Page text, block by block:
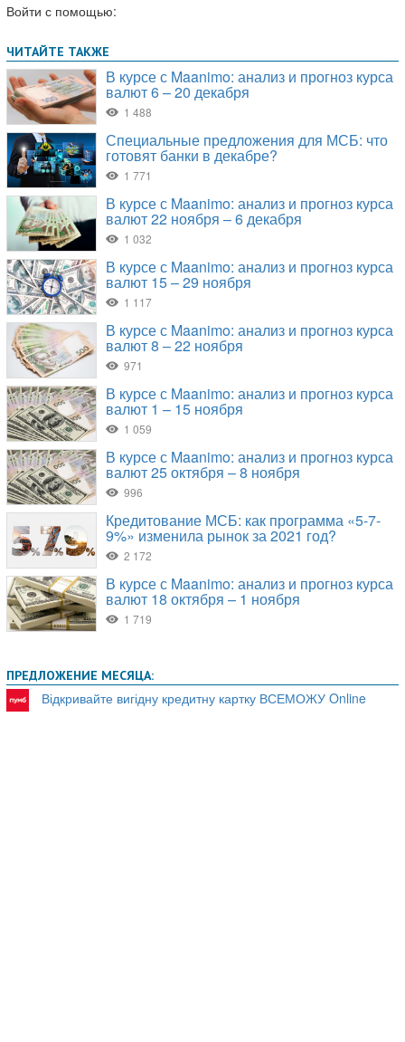
Войти с помощью:
ПРЕДЛОЖЕНИЕ МЕСЯЦА:
Відкривайте вигідну кредитну картку ВСЕМОЖУ Online